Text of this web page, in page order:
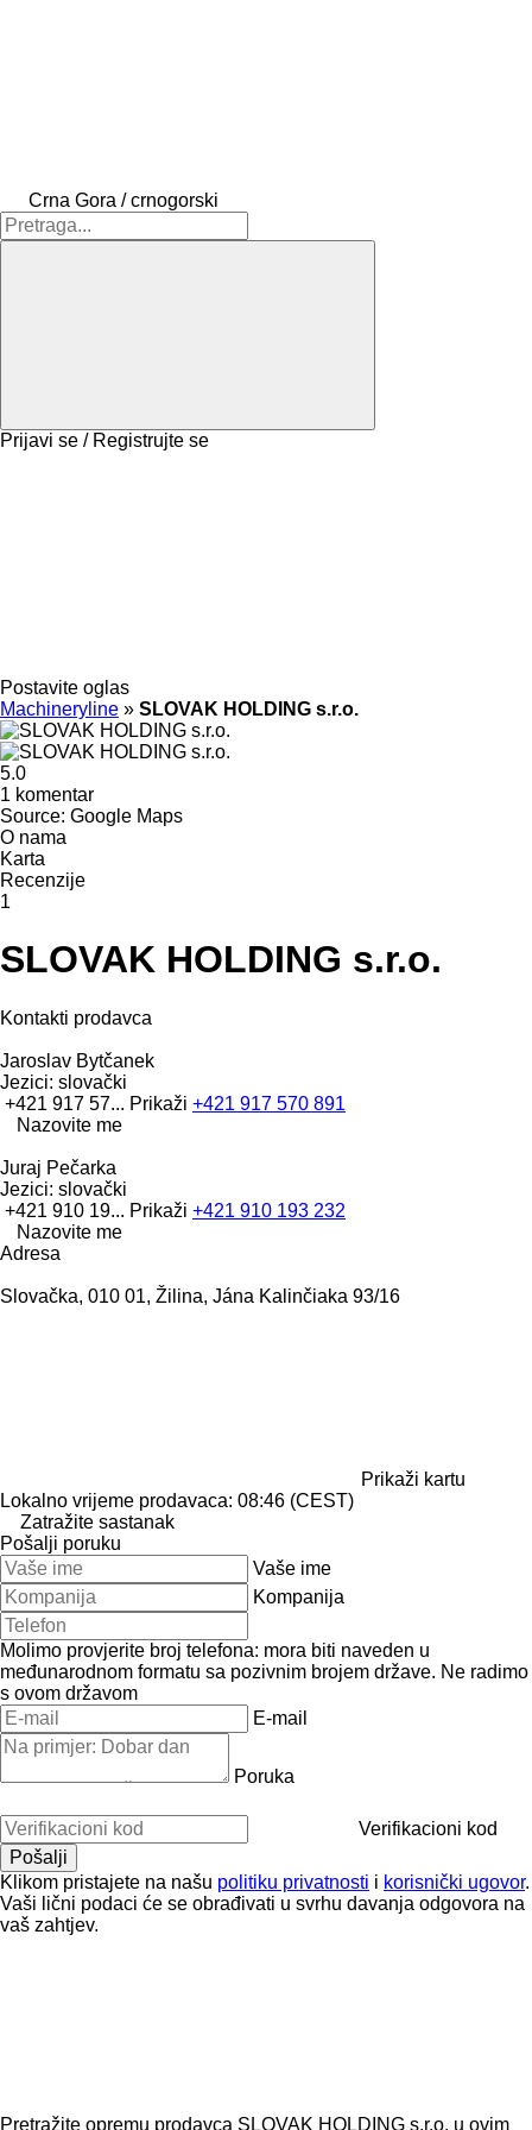
Crna Gora / crnogorski
Prijavi se / Registrujte se
Postavite oglas
Machineryline » SLOVAK HOLDING s.r.o.
5.0
1 komentar
Source: Google Maps
O nama
Karta
Recenzije
1
SLOVAK HOLDING s.r.o.
Kontakti prodavca
Jaroslav Bytčanek
Jezici: slovački
+421 917 57... Prikaži +421 917 570 891
Nazovite me
Juraj Pečarka
Jezici: slovački
+421 910 19... Prikaži +421 910 193 232
Nazovite me
Adresa
Slovačka, 010 01, Žilina, Jána Kalinčiaka 93/16
Prikaži kartu
Lokalno vrijeme prodavaca: 08:46 (CEST)
Zatražite sastanak
Pošalji poruku
Vaše ime
Kompanija
Molimo provjerite broj telefona: mora biti naveden u
međunarodnom formatu sa pozivnim brojem države. Ne radimo
s ovom državom
E-mail
Poruka
Verifikacioni kod
Klikom pristajete na našu politiku privatnosti i korisnički ugovor.
Vaši lični podaci će se obrađivati ​​u svrhu davanja odgovora na
vaš zahtjev.
Pretražite opremu prodavca SLOVAK HOLDING s.r.o. u ovim